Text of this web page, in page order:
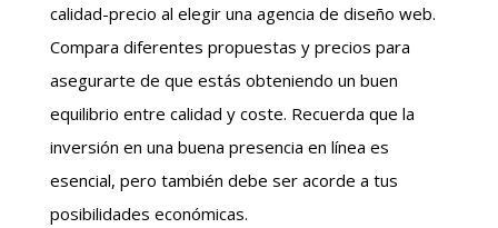
calidad-precio al elegir una agencia de diseño web.
Compara diferentes propuestas y precios para
asegurarte de que estás obteniendo un buen
equilibrio entre calidad y coste. Recuerda que la
inversión en una buena presencia en línea es
esencial, pero también debe ser acorde a tus
posibilidades económicas.